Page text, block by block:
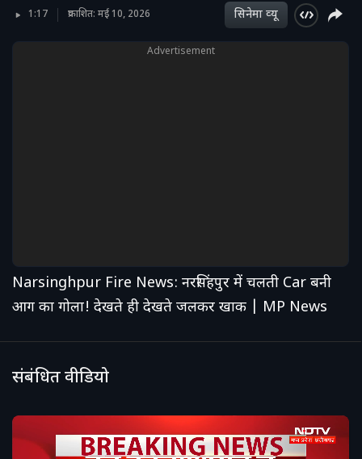
1:17 प्रकाशित: मई 10, 2026 सिनेमा व्‍यू
Advertisement
Narsinghpur Fire News: नरसिंहपुर में चलती Car बनी
आग का गोला! देखते ही देखते जलकर खाक | MP News
संबंधित वीडियो